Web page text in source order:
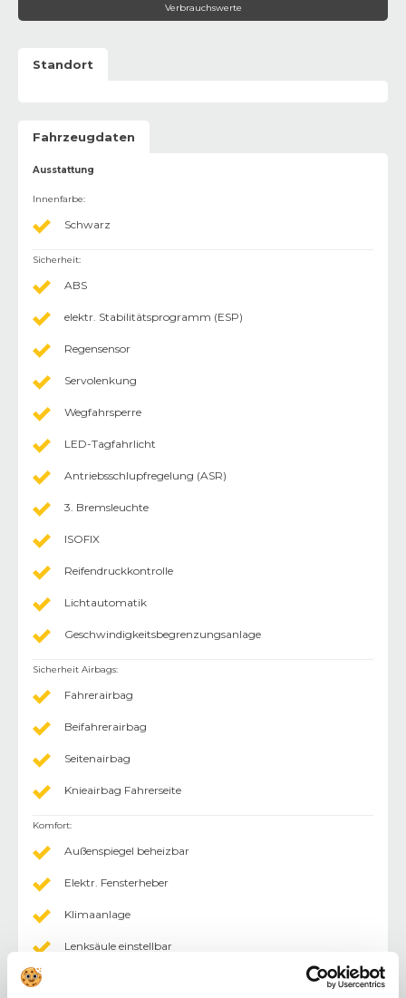
Verbrauchswerte
Standort
Fahrzeugdaten
Ausstattung
Innenfarbe:
Schwarz
Sicherheit:
ABS
elektr. Stabilitätsprogramm (ESP)
Regensensor
Servolenkung
Wegfahrsperre
LED-Tagfahrlicht
Antriebsschlupfregelung (ASR)
3. Bremsleuchte
ISOFIX
Reifendruckkontrolle
Lichtautomatik
Geschwindigkeitsbegrenzungsanlage
Sicherheit Airbags:
Fahrerairbag
Beifahrerairbag
Seitenairbag
Knieairbag Fahrerseite
Komfort:
Außenspiegel beheizbar
Elektr. Fensterheber
Klimaanlage
Lenksäule einstellbar